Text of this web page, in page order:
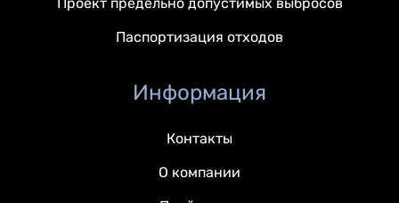
Паспортизация отходов
Информация
Контакты
О компании